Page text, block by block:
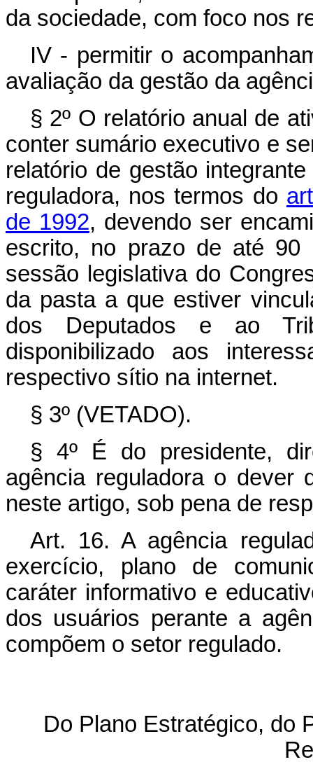
da sociedade, com foco nos
IV - permitir o
avaliação da gestão da
§ 2º O relatório anual de
conter sumário executivo e
relatório de gestão
reguladora, nos termos do
de 1992, devendo ser
escrito, no prazo de até 90
sessão legislativa do
da pasta a que estiver
dos Deputados e ao
disponibilizado aos
respectivo sítio na internet.
§ 3º (VETADO).
§ 4º É do presidente,
agência reguladora o dever
neste artigo, sob pena de
Art. 16. A agência
exercício, plano de
caráter informativo e
dos usuários perante a
compõem o setor regulado.
Do Plano Estratégico, do